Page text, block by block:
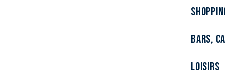
Bars,
Loisirs